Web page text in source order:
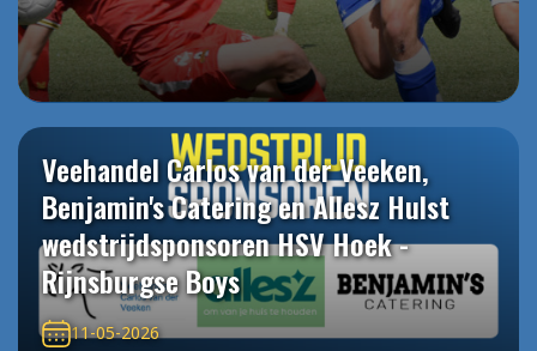
Veehandel Carlos van der Veeken,
Benjamin's Catering en Allesz Hulst
wedstrijdsponsoren HSV Hoek -
Rijnsburgse Boys
11-05-2026